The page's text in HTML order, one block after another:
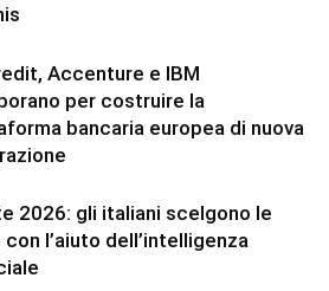
Accenture e IBM
per costruire la
bancaria europea di nuova
2026: gli italiani scelgono le
l’aiuto dell’intelligenza